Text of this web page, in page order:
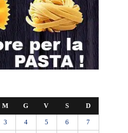
M G V S D
3 4 5 6 7